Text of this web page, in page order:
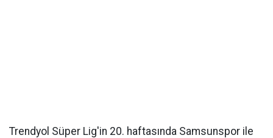
Trendyol Süper Lig'in 20. haftasında Samsunspor ile